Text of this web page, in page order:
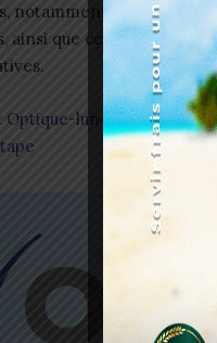
notamment la
ainsi que certaines
Optique-lunetterie : l’AMU